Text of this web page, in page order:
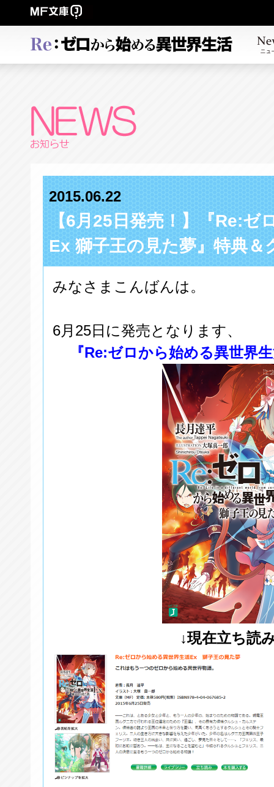
2015.06.22
【6月25日発売！】『Re:ゼ
Ex 獅子王の見た夢』特典＆
みなさまこんばんは。
6月25日に発売となります、
『Re:ゼロから始める異世界
↓現在立ち読